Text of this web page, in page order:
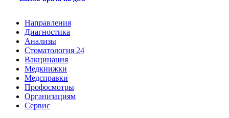
Направления
Диагностика
Анализы
Стоматология 24
Вакцинация
Медкнижки
Медсправки
Профосмотры
Организациям
Сервис